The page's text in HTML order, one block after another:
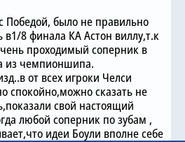
Победой, было не правильно
в1/8 финала КА Астон виллу,т.к
проходимый соперник в
из чемпионшипа.
от всех игроки Челси
спокойно,можно сказать не
свой настоящий
любой соперник по зубам ,
идеи Боули вполне себе